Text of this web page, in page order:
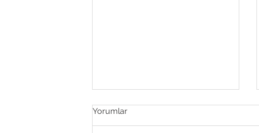
Yorumlar